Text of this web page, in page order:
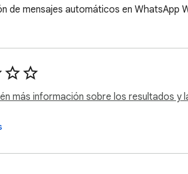
de mensajes automáticos en WhatsApp
más información sobre los resultados y